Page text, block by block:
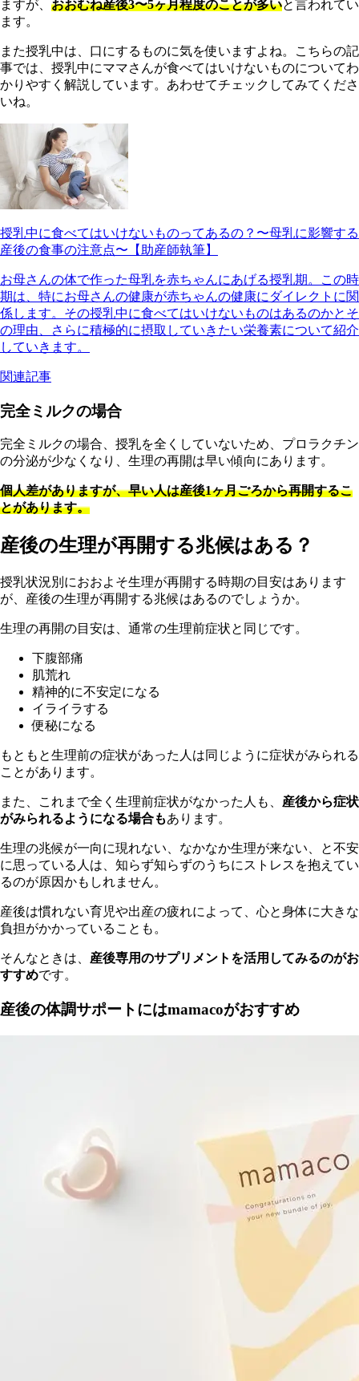
ますが、 おおむね産後3〜5ヶ月程度のことが多いと言われてい
ます。
また授乳中は、口にするものに気を使いますよね。こちらの記
事では、授乳中にママさんが食べてはいけないものについてわ
かりやすく解説しています。あわせてチェックしてみてくださ
いね。
授乳中に食べてはいけないものってあるの？〜母乳に影響する
産後の食事の注意点〜【助産師執筆】
お母さんの体で作った母乳を赤ちゃんにあげる授乳期。この時
期は、特にお母さんの健康が赤ちゃんの健康にダイレクトに関
係します。その授乳中に食べてはいけないものはあるのかとそ
の理由、さらに積極的に摂取していきたい栄養素について紹介
していきます。
関連記事
完全ミルクの場合
完全ミルクの場合、授乳を全くしていないため、プロラクチン
の分泌が少なくなり、生理の再開は早い傾向にあります。
個人差がありますが、早い人は産後1ヶ月ごろから再開するこ
とがあります。
産後の生理が再開する兆候はある？
授乳状況別におおよそ生理が再開する時期の目安はあります
が、産後の生理が再開する兆候はあるのでしょうか。
生理の再開の目安は、通常の生理前症状と同じです。
下腹部痛
肌荒れ
精神的に不安定になる
イライラする
便秘になる
もともと生理前の症状があった人は同じように症状がみられる
ことがあります。
また、これまで全く生理前症状がなかった人も、 産後から症状
がみられるようになる場合もあります。
生理の兆候が一向に現れない、なかなか生理が来ない、と不安
に思っている人は、知らず知らずのうちにストレスを抱えてい
るのが原因かもしれません。
産後は慣れない育児や出産の疲れによって、心と身体に大きな
負担がかかっていることも。
そんなときは、 産後専用のサプリメントを活用してみるのがお
すすめです。
産後の体調サポートにはmamacoがおすすめ